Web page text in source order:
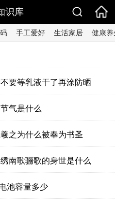
识库
手工爱好 生活家居 健康养
要等乳液干了再涂防晒
气是什么
之为什么被奉为书圣
南歌骊歌的身世是什么
池容量多少